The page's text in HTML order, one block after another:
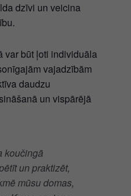
dzīvi un veicina
var būt ļoti individuāla
vajadzībām
daudzu
un vispārējā
koučingā
un praktizēt,
mūsu domas,